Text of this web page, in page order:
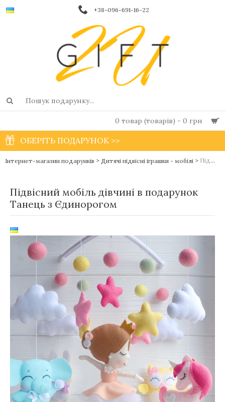
+38-096-691-16-22
0 товар (товарів) - 0 грн
ОБЕРІТЬ ПОДАРУНОК >>
Інтернет-магазин подарунків > Дитячі підвісні іграшки - мобілі > Підвісний мобіль дівчині в подарунок Танець з Єдинорогом
Підвісний мобіль дівчині в подарунок
Танець з Єдинорогом